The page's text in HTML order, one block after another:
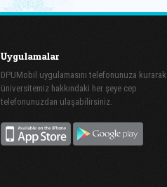
Uygulamalar
DPUMobil uygulamasını telefonunuza kurarak
üniversitemiz hakkındaki her şeye cep
telefonunuzdan ulaşabilirsiniz.